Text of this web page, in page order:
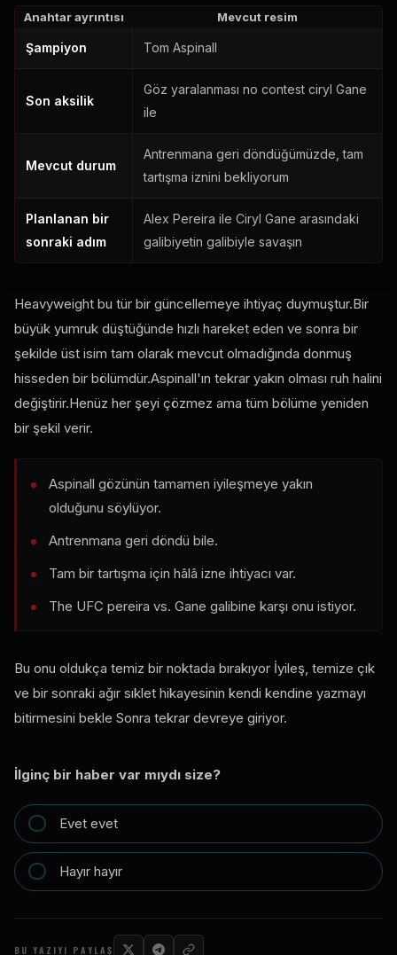
Anahtar ayrıntısı Mevcut resim
Şampiyon Tom Aspinall
Son aksilik
Göz yaralanması no contest ciryl Gane
ile
Mevcut durum
Antrenmana geri döndüğümüzde, tam
tartışma iznini bekliyorum
Planlanan bir
sonraki adım
Alex Pereira ile Ciryl Gane arasındaki
galibiyetin galibiyle savaşın
Heavyweight bu tür bir güncellemeye ihtiyaç duymuştur.Bir
büyük yumruk düştüğünde hızlı hareket eden ve sonra bir
şekilde üst isim tam olarak mevcut olmadığında donmuş
hisseden bir bölümdür.Aspinall'ın tekrar yakın olması ruh halini
değiştirir.Henüz her şeyi çözmez ama tüm bölüme yeniden
bir şekil verir.
Aspinall gözünün tamamen iyileşmeye yakın
olduğunu söylüyor.
Antrenmana geri döndü bile.
Tam bir tartışma için hâlâ izne ihtiyacı var.
The UFC pereira vs. Gane galibine karşı onu istiyor.
Bu onu oldukça temiz bir noktada bırakıyor İyileş, temize çık
ve bir sonraki ağır sıklet hikayesinin kendi kendine yazmayı
bitirmesini bekle Sonra tekrar devreye giriyor.
İlginç bir haber var mıydı size?
Evet evet
Hayır hayır
BU YAZIYI PAYLAŞ